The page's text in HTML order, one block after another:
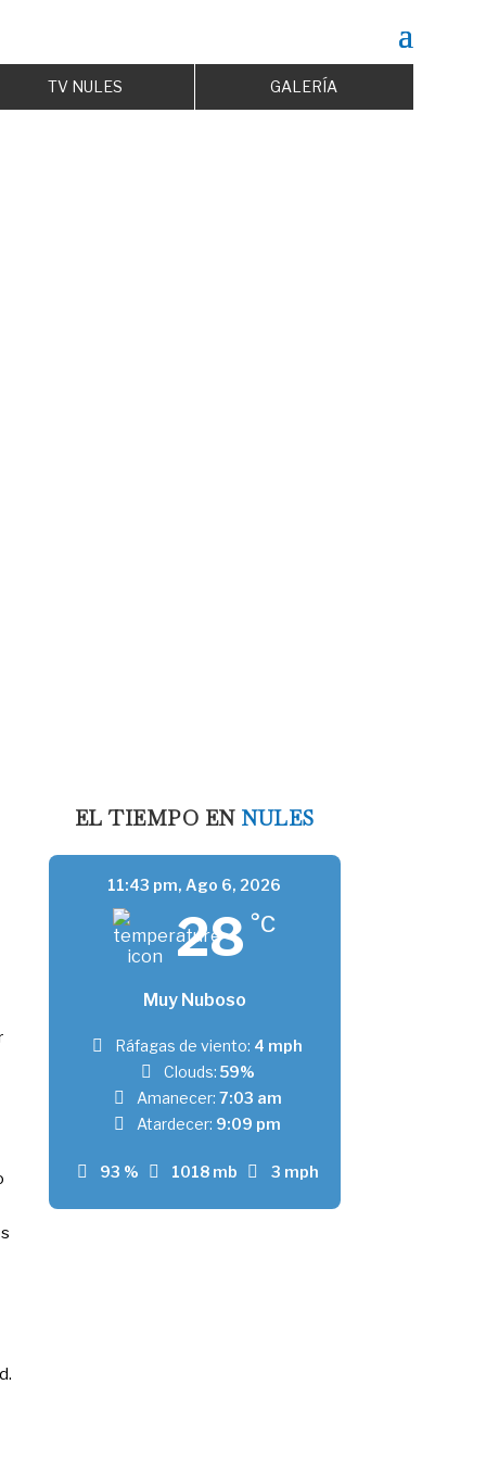
TV NULES GALERÍA
EL TIEMPO EN NULES
11:43 pm, Ago 6, 2026
28 °C
Muy Nuboso
93 % 1018 mb 3 mph
Ráfagas de viento: 4 mph
Clouds: 59%
Amanecer: 7:03 am
Atardecer: 9:09 pm